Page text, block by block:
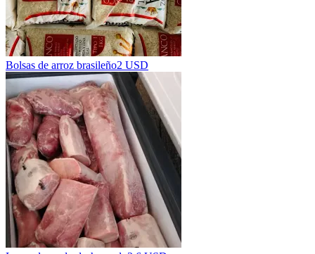
Bolsas de arroz brasileño2 USD